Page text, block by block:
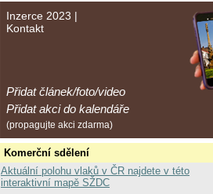
Inzerce 2023 |
Kontakt
Přidat článek/foto/video
Přidat akci do kalendáře
(propagujte akci zdarma)
Komerční sdělení
Aktuální polohu vlaků v ČR najdete v této
interaktivní mapě SŽDC